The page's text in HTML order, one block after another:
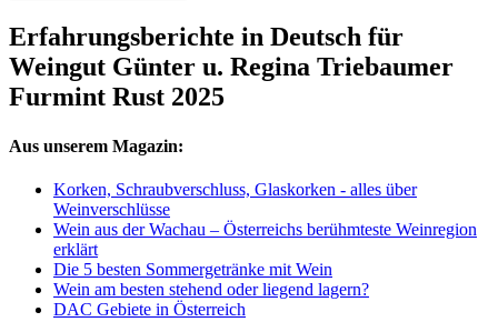
Erfahrungsberichte in Deutsch für
Weingut Günter u. Regina Triebaumer
Furmint Rust 2025
Aus unserem Magazin:
Korken, Schraubverschluss, Glaskorken - alles über
Weinverschlüsse
Wein aus der Wachau – Österreichs berühmteste Weinregion
erklärt
Die 5 besten Sommergetränke mit Wein
Wein am besten stehend oder liegend lagern?
DAC Gebiete in Österreich